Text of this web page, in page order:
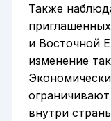
Также
и Восточной
изменение
внутри